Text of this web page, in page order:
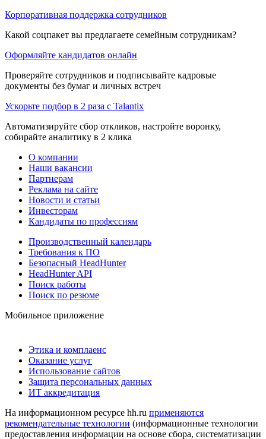
Корпоративная поддержка сотрудников
Какой соцпакет вы предлагаете семейным сотрудникам?
Оформляйте кандидатов онлайн
Проверяйте сотрудников и подписывайте кадровые
документы без бумаг и личных встреч
Ускорьте подбор в 2 раза с Talantix
Автоматизируйте сбор откликов, настройте воронку,
собирайте аналитику в 2 клика
О компании
Наши вакансии
Партнерам
Реклама на сайте
Новости и статьи
Инвесторам
Кандидаты по профессиям
Производственный календарь
Требования к ПО
Безопасный HeadHunter
HeadHunter API
Поиск работы
Поиск по резюме
Мобильное приложение
Этика и комплаенс
Оказание услуг
Использование сайтов
Защита персональных данных
ИТ аккредитация
На информационном ресурсе hh.ru применяются
рекомендательные технологии (информационные технологии
предоставления информации на основе сбора, систематизации